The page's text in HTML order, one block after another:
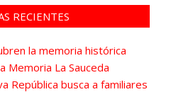
RECIENTES
la memoria histórica
Memoria La Sauceda
República busca a familiares